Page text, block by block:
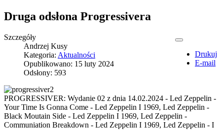
Druga odsłona Progressivera
Drukuj
E-mail
Szczegóły
Andrzej Kusy
Kategoria: Aktualności
Opublikowano: 15 luty 2024
Odsłony: 593
PROGRESSIVER: Wydanie 02 z dnia 14.02.2024 - Led Zeppelin -
Your Time Is Gonna Come - Led Zeppelin I 1969, Led Zeppelin -
Black Moutain Side - Led Zeppelin I 1969, Led Zeppelin -
Communiation Breakdown - Led Zeppelin I 1969, Led Zeppelin - I